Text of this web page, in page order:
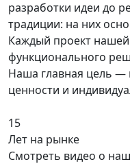
разработки идеи до
традиции: на них
Каждый проект
функционального
Наша главная цель —
ценности и
15
Лет на рынке
Смотреть видео о